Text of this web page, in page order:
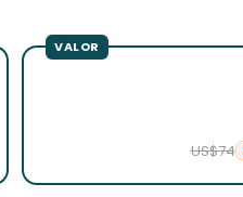
US$74